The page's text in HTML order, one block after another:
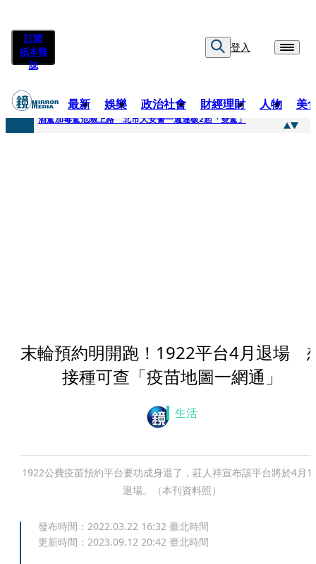
訂閱
紙本雜
誌
登入
最新 娛樂 政治社會 財經理財 人物 美
快訊
酒駕加毒駕危險上路 北市大安警一週連破2起「雙駕」
末輪預約明開跑！1922平台4月退場
接種可查「疫苗地圖一網通」
生活
1922公費疫苗預約平台要功成身退了，莊人祥宣布該平台將於4月1
退場。（本刊資料照）
發布時間： 2022.03.22 16:32 臺北時間
更新時間： 2023.09.12 20:42 臺北時間